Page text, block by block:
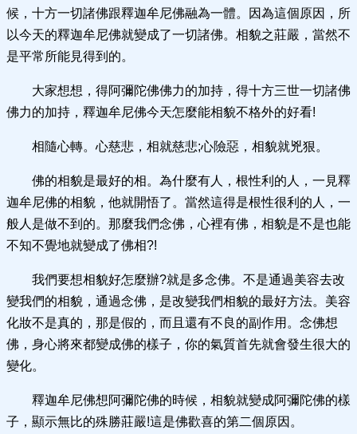
候，十方一切諸佛跟釋迦牟尼佛融為一體。因為這個原因，所
以今天的釋迦牟尼佛就變成了一切諸佛。相貌之莊嚴，當然不
是平常所能見得到的。
大家想想，得阿彌陀佛佛力的加持，得十方三世一切諸佛
佛力的加持，釋迦牟尼佛今天怎麼能相貌不格外的好看!
相隨心轉。心慈悲，相就慈悲;心險惡，相貌就兇狠。
佛的相貌是最好的相。為什麼有人，根性利的人，一見釋
迦牟尼佛的相貌，他就開悟了。當然這得是根性很利的人，一
般人是做不到的。那麼我們念佛，心裡有佛，相貌是不是也能
不知不覺地就變成了佛相?!
我們要想相貌好怎麼辦?就是多念佛。不是通過美容去改
變我們的相貌，通過念佛，是改變我們相貌的最好方法。美容
化妝不是真的，那是假的，而且還有不良的副作用。念佛想
佛，身心將來都變成佛的樣子，你的氣質首先就會發生很大的
變化。
釋迦牟尼佛想阿彌陀佛的時候，相貌就變成阿彌陀佛的樣
子，顯示無比的殊勝莊嚴!這是佛歡喜的第二個原因。